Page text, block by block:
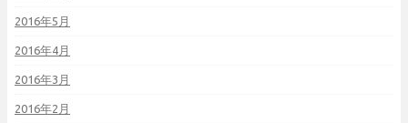
2016年5月
2016年4月
2016年3月
2016年2月